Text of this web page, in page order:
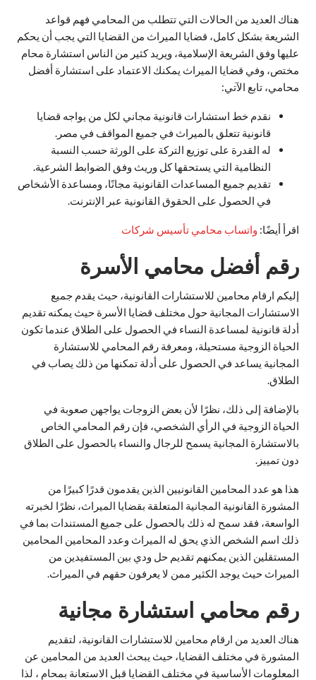
هناك العديد من الحالات التي تتطلب من المحامي فهم قواعد
الشريعة بشكل كامل، قضايا الميراث من القضايا التي يجب أن يحكم
عليها وفق الشريعة الإسلامية، ويريد كثير من الناس استشارة محام
مختص، وفي قضايا الميراث يمكنك الاعتماد على استشارة أفضل
محامي، تابع الآتي:
نقدم خط استشارات قانونية مجاني لكل من يواجه قضايا
قانونية تتعلق بالميراث في جميع المواقف في مصر.
له القدرة على توزيع التركة على الورثة حسب النسبة
النظامية التي يستحقها كل وريث وفق الضوابط الشرعية.
تقديم جميع المساعدات القانونية مجانًا، ومساعدة الأشخاص
في الحصول على الحقوق القانونية عبر الإنترنت.
اقرأ أيضًا: واتساب محامي تأسيس شركات
رقم أفضل محامي الأسرة
إليكم ارقام محامين للاستشارات القانونية، حيث يقدم جميع
الاستشارات المجانية حول مختلف قضايا الأسرة حيث يمكنه تقديم
أدلة قانونية لمساعدة النساء في الحصول على الطلاق عندما تكون
الحياة الزوجية مستحيلة، ومعرفة رقم المحامي للاستشارة
المجانية يساعد في الحصول على أدلة تمكنها من ذلك يصاب في
الطلاق.
بالإضافة إلى ذلك، نظرًا لأن بعض الزوجات يواجهن صعوبة في
الحياة الزوجية في الرأي الشخصي، فإن رقم المحامي الخاص
بالاستشارة المجانية يسمح للرجال والنساء بالحصول على الطلاق
دون تمييز.
هذا هو عدد المحامين القانونيين الذين يقدمون قدرًا كبيرًا من
المشورة القانونية المجانية المتعلقة بقضايا الميراث، نظرًا لخبرته
الواسعة، فقد سمح له ذلك بالحصول على جميع المستندات بما في
ذلك اسم الشخص الذي يحق له الميراث وعدد المحامين المحامين
المستقلين الذين يمكنهم تقديم حل ودي بين المستفيدين من
الميراث حيث يوجد الكثير ممن لا يعرفون حقهم في الميراث.
رقم محامي استشارة مجانية
هناك العديد من ارقام محامين للاستشارات القانونية، لتقديم
المشورة في مختلف القضايا، حيث يبحث العديد من المحامين عن
المعلومات الأساسية في مختلف القضايا قبل الاستعانة بمحام ، لذا